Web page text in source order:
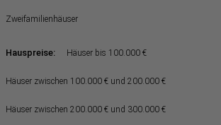
Zweifamilienhäuser
Hauspreise: Häuser bis 100.000 €
Häuser zwischen 100.000 € und 200.000 €
Häuser zwischen 200.000 € und 300.000 €